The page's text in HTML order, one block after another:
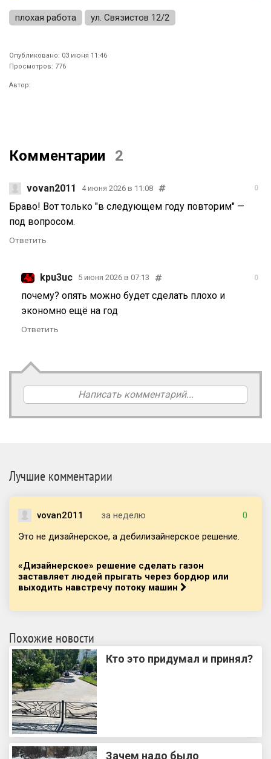
плохая работа ул. Связистов 12/2
Опубликовано: 03 июня 11:46
Просмотров: 776
Автор:
Комментарии 2
vovan2011 4 июня 2026 в 11:08 0
Браво! Вот только "в следующем году повторим" —
под вопросом.
Ответить
kpu3uc 5 июня 2026 в 07:13 0
почему? опять можно будет сделать плохо и
экономно ещё на год
Ответить
Написать комментарий...
Лучшие комментарии
vovan2011 за неделю
0
Это не дизайнерское, а дебилизайнерское решение.
«Дизайнерское» решение сделать газон
заставляет людей прыгать через бордюр или
выходить навстречу потоку машин
Похожие новости
Кто это придумал и принял?
Зачем надо было